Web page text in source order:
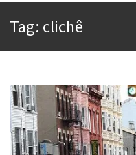
Aprender a fracassar é o
Esse tal de Rock Gaúcho
Os causos de Jorge Luis
Voto obrigatório é
Tag: clichê